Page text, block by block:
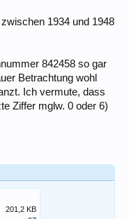
1934 und 1948
842458 so gar
Betrachtung wohl
Ich vermute, dass
Ziffer mglw. 0 oder 6)
201,2 KB